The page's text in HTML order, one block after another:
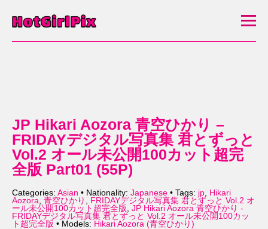
JP Hikari Aozora 青空ひかり –
FRIDAYデジタル写真集 君とずっと
Vol.2 オール未公開100カット超完
全版 Part01 (55P)
Categories: Asian • Nationality: Japanese • Tags: jp, Hikari
Aozora, 青空ひかり , FRIDAYデジタル写真集 君とずっと Vol.2 オ
ール未公開100カット超完全版 , JP Hikari Aozora 青空ひかり -
FRIDAYデジタル写真集 君とずっと Vol.2 オール未公開100カッ
ト超完全版 • Models: Hikari Aozora (青空ひかり)